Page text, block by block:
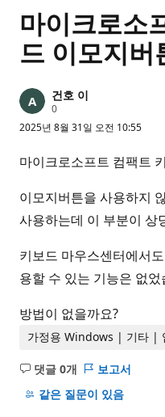
마이크로소
드 이모지버
건호 이
0평
포
트
2025년 8월 31일 오전 10:55
마이크로소프트 컴팩트
이모지버튼을 사용하지
사용하는데 이 부분이 상
키보드 마우스센터에서
용할 수 있는 기능은 없었
방법이 없을까요?
가정용 Windows | 기타 |
댓글 0개
설
명
보고서
같은 질문이 있음